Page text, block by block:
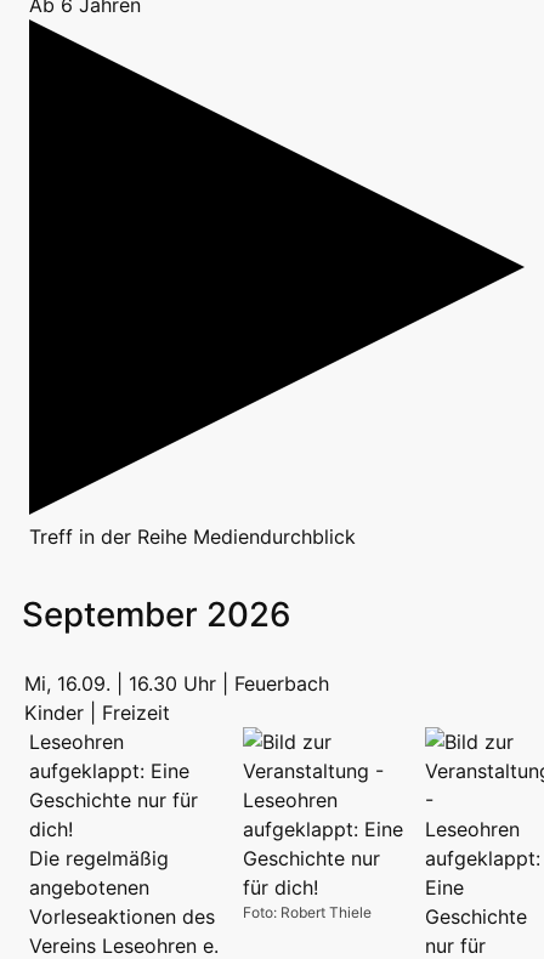
Treff in der Reihe Mediendurchblick
September 2026
Mi, 16.09. | 16.30 Uhr | Feuerbach
Kinder | Freizeit
Foto: Robert Thiele
Leseohren
aufgeklappt: Eine
Geschichte nur für
dich!
Die regelmäßig
angebotenen
Vorleseaktionen des
Vereins Leseohren e.